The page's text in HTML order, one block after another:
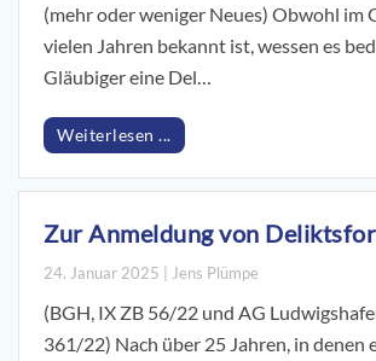
(mehr oder weniger Neues) Obwohl im
vielen Jahren bekannt ist, wessen es
Gläubiger eine Del…
Weiterlesen ...
Zur Anmeldung von
24. Januar 2025 | Jens Plümpe
(BGH, IX ZB 56/22 und AG
361/22) Nach über 25 Jahren, in denen